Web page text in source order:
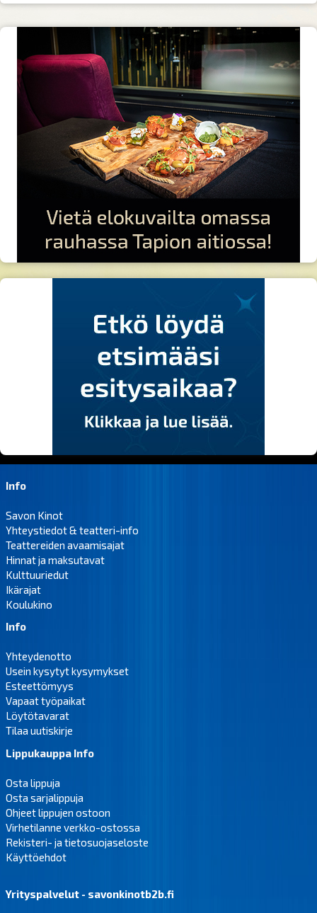
Info
Savon Kinot
Yhteystiedot & teatteri-info
Teattereiden avaamisajat
Hinnat ja maksutavat
Kulttuuriedut
Ikärajat
Koulukino
Info
Yhteydenotto
Usein kysytyt kysymykset
Esteettömyys
Vapaat työpaikat
Löytötavarat
Tilaa uutiskirje
Lippukauppa Info
Osta lippuja
Osta sarjalippuja
Ohjeet lippujen ostoon
Virhetilanne verkko-ostossa
Rekisteri- ja tietosuojaseloste
Käyttöehdot
Yrityspalvelut - savonkinotb2b.fi